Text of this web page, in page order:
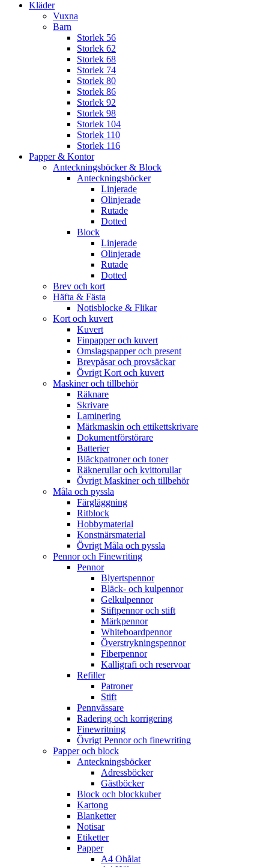
Kläder
Vuxna
Barn
Storlek 56
Storlek 62
Storlek 68
Storlek 74
Storlek 80
Storlek 86
Storlek 92
Storlek 98
Storlek 104
Storlek 110
Storlek 116
Papper & Kontor
Anteckningsböcker & Block
Anteckningsböcker
Linjerade
Olinjerade
Rutade
Dotted
Block
Linjerade
Olinjerade
Rutade
Dotted
Brev och kort
Häfta & Fästa
Notisblocke & Flikar
Kort och kuvert
Kuvert
Finpapper och kuvert
Omslagspapper och present
Brevpåsar och provsäckar
Övrigt Kort och kuvert
Maskiner och tillbehör
Räknare
Skrivare
Laminering
Märkmaskin och ettikettskrivare
Dokumentförstörare
Batterier
Bläckpatroner och toner
Räknerullar och kvittorullar
Övrigt Maskiner och tillbehör
Måla och pyssla
Färgläggning
Ritblock
Hobbymaterial
Konstnärsmaterial
Övrigt Måla och pyssla
Pennor och Finewriting
Pennor
Blyertspennor
Bläck- och kulpennor
Gelkulpennor
Stiftpennor och stift
Märkpennor
Whiteboardpennor
Överstrykningspennor
Fiberpennor
Kalligrafi och reservoar
Refiller
Patroner
Stift
Pennvässare
Radering och korrigering
Finewritning
Övrigt Pennor och finewriting
Papper och block
Anteckningsböcker
Adressböcker
Gästböcker
Block och blockkuber
Kartong
Blanketter
Notisar
Etiketter
Papper
A4 Ohålat